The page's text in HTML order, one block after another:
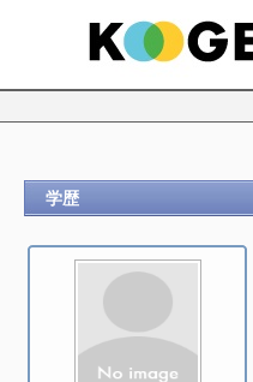
学歴